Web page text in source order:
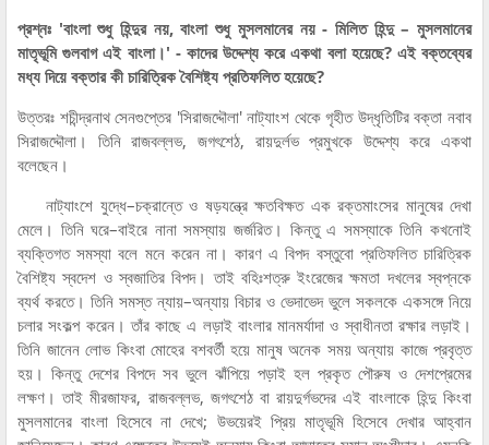
প্রশ্নঃ 'বাংলা শুধু হিন্দুর নয়, বাংলা শুধু মুসলমানের নয় - মিলিত হিন্দু – মুসলমানের
মাতৃভূমি গুলবাগ এই বাংলা।' - কাদের উদ্দেশ্য করে একথা বলা হয়েছে? এই বক্তব্যের
মধ্য দিয়ে বক্তার কী চারিত্রিক বৈশিষ্ট্য প্রতিফলিত হয়েছে?
উত্তরঃ শচীন্দ্রনাথ সেনগুপ্তের 'সিরাজদ্দৌলা' নাট্যাংশ থেকে গৃহীত উদ্ধৃতিটির বক্তা নবাব
সিরাজদ্দৌলা। তিনি রাজবল্লভ, জগৎশেঠ, রায়দুর্লভ প্রমুখকে উদ্দেশ্য করে একথা
বলেছেন।
নাট্যাংশে যুদ্ধে–চক্রান্তে ও ষড়যন্ত্রে ক্ষতবিক্ষত এক রক্তমাংসের মানুষের দেখা
মেলে। তিনি ঘরে–বাইরে নানা সমস্যায় জর্জরিত। কিন্তু এ সমস্যাকে তিনি কখনোই
ব্যক্তিগত সমস্যা বলে মনে করেন না। কারণ এ বিপদ বস্তুবো প্রতিফলিত চারিত্রিক
বৈশিষ্ট্য স্বদেশ ও স্বজাতির বিপদ। তাই বহিঃশত্রু ইংরেজের ক্ষমতা দখলের স্বপ্নকে
ব্যর্থ করতে। তিনি সমস্ত ন্যায়–অন্যায় বিচার ও ভেদাভেদ ভুলে সকলকে একসঙ্গে নিয়ে
চলার সংকল্প করেন। তাঁর কাছে এ লড়াই বাংলার মানমর্যাদা ও স্বাধীনতা রক্ষার লড়াই।
তিনি জানেন লোভ কিংবা মোহের বশবর্তী হয়ে মানুষ অনেক সময় অন্যায় কাজে প্রবৃত্ত
হয়। কিন্তু দেশের বিপদে সব ভুলে ঝাঁপিয়ে পড়াই হল প্রকৃত পৌরুষ ও দেশপ্রেমের
লক্ষণ। তাই মীরজাফর, রাজবল্লভ, জগৎশেঠ বা রায়দুর্গভদের এই বাংলাকে হিন্দু কিংবা
মুসলমানের বাংলা হিসেবে না দেখে; উভয়েরই প্রিয় মাতৃভূমি হিসেবে দেখার আহ্বান